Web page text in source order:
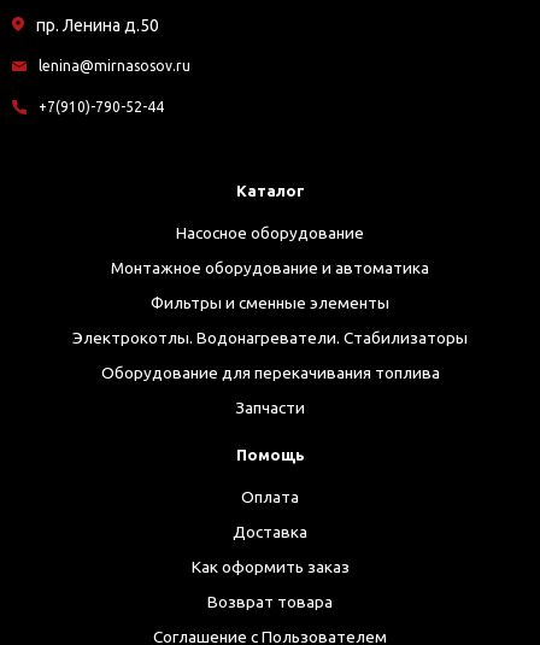
пр. Ленина д.50
lenina@mirnasosov.ru
+7(910)-790-52-44
Каталог
Насосное оборудование
Монтажное оборудование и автоматика
Фильтры и сменные элементы
Электрокотлы. Водонагреватели. Стабилизаторы
Оборудование для перекачивания топлива
Запчасти
Помощь
Оплата
Доставка
Как оформить заказ
Возврат товара
Соглашение с Пользователем